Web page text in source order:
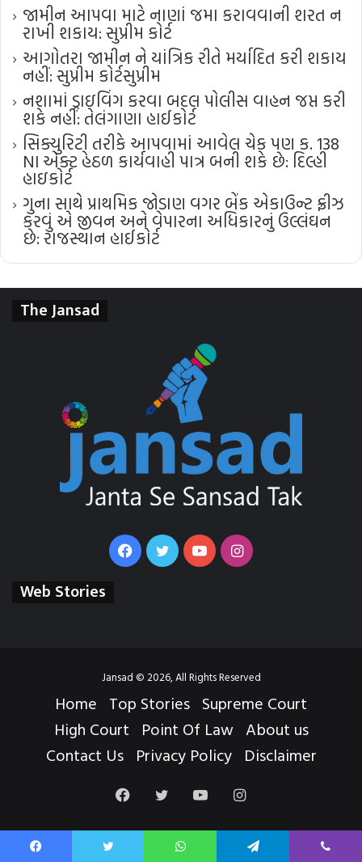
જામીન આપવા માટે નાણાં જમા કરાવવાની શરત ન
રાખી શકાય: સુપ્રીમ કોર્ટ
આગોતરા જામીન ને યાંત્રિક રીતે મર્યાદિત કરી શકાય
નહીં: સુપ્રીમ કોર્ટ​સુપ્રીમ
નશામાં ડ્રાઇવિંગ કરવા બદલ પોલીસ વાહન જપ્ત કરી
શકે નહીં: તેલંગાણા હાઈકોર્ટ
સિક્યુરિટી તરીકે આપવામાં આવેલ ચેક પણ ક. 138
NI એક્ટ હેઠળ કાર્યવાહી પાત્ર બની શકે છે: દિલ્હી
હાઇકોર્ટ
ગુના સાથે પ્રાથમિક જોડાણ વગર બેંક એકાઉન્ટ ફ્રીઝ
કરવું એ જીવન અને વેપારના અધિકારનું ઉલ્લંઘન
છે: રાજસ્થાન હાઈકોર્ટ
The Jansad
FacebookTwitterYouTubeInstagram
Web Stories
Jansad © 2026, All Rights Reserved
Home Top Stories Supreme Court
High Court Point Of Law About us
Contact Us Privacy Policy Disclaimer
FacebookTwitterYouTubeInstagram